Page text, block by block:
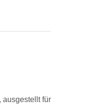
ausgestellt für